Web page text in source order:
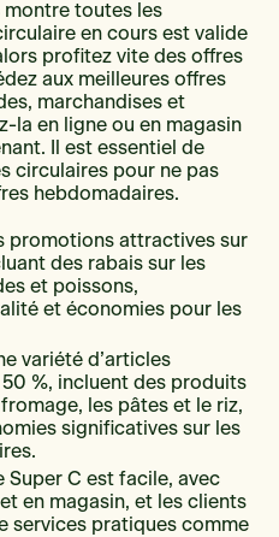
montre toutes les
en cours est valide
profitez vite des offres
aux meilleures offres
marchandises et
la en ligne ou en magasin
Il est essentiel de
circulaires pour ne pas
hebdomadaires.
promotions attractives sur
des rabais sur les
et poissons,
et économies pour les
variété d’articles
50 %, incluent des produits
les pâtes et le riz,
significatives sur les
Super C est facile, avec
en magasin, et les clients
services pratiques comme